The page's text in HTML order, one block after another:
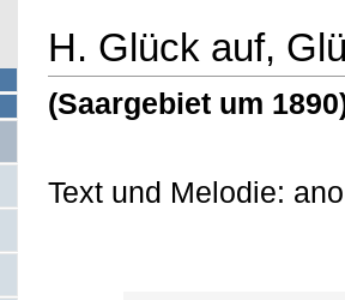
H. Glück auf,
(Saargebiet um
Text und Melodie: